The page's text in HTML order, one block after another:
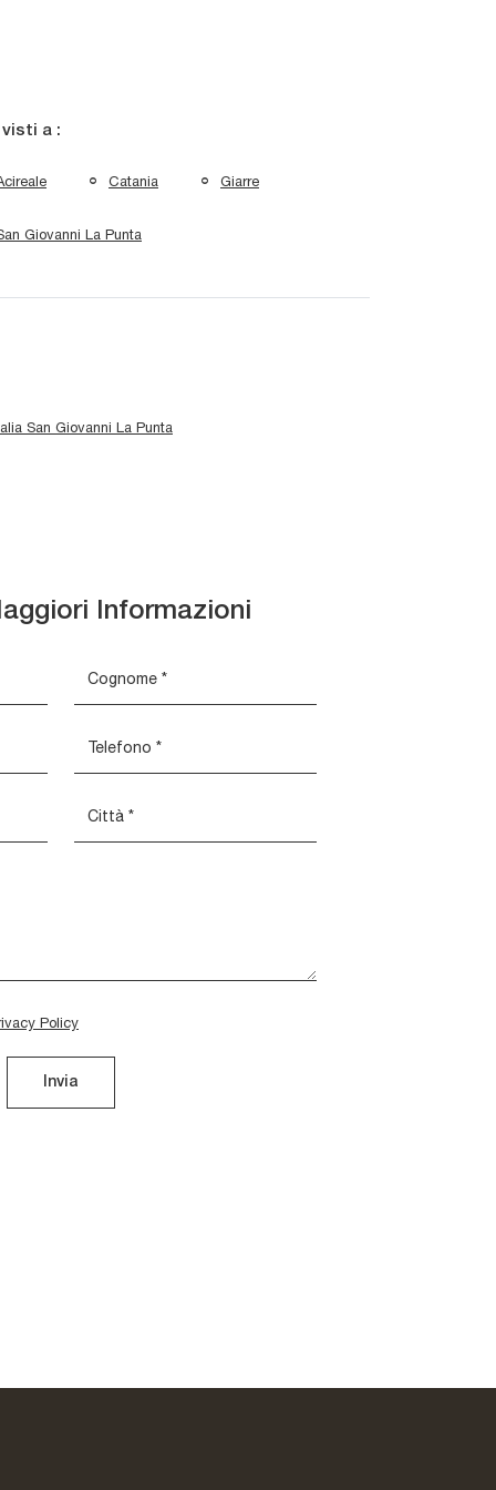
visti a :
Catania Giarre
Giovanni La Punta
San Giovanni La Punta
Informazioni
Policy
Invia